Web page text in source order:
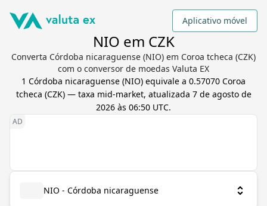
Aplicativo móvel
NIO em CZK
Converta Córdoba nicaraguense (NIO) em Coroa tcheca (CZK)
com o conversor de moedas Valuta EX
1 Córdoba nicaraguense (NIO) equivale a 0.57070 Coroa
tcheca (CZK) — taxa mid-market, atualizada 7 de agosto de
2026 às 06:50 UTC.
NIO - Córdoba nicaraguense